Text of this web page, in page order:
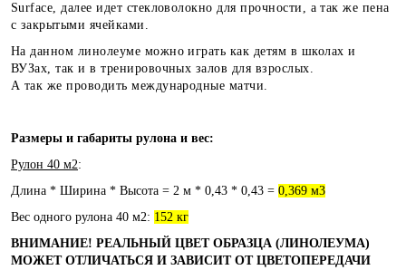
Surface, далее идет стекловолокно для прочности, а так же пена
с закрытыми ячейками.
На данном линолеуме можно играть как детям в школах и
ВУЗах, так и в тренировочных залов для взрослых.
А так же проводить международные матчи.
Размеры и габариты рулона и вес:
Рулон 40 м2:
Длина * Ширина * Высота = 2 м * 0,43 * 0,43 = 0,369 м3
Вес одного рулона 40 м2: 152 кг
ВНИМАНИЕ! РЕАЛЬНЫЙ ЦВЕТ ОБРАЗЦА (ЛИНОЛЕУМА)
МОЖЕТ ОТЛИЧАТЬСЯ И ЗАВИСИТ ОТ ЦВЕТОПЕРЕДАЧИ